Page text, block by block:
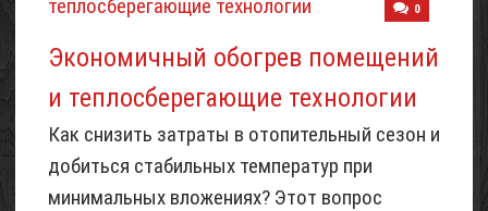
0
Экономичный обогрев помещений
и теплосберегающие технологии
Как снизить затраты в отопительный сезон и
добиться стабильных температур при
минимальных вложениях? Этот вопрос